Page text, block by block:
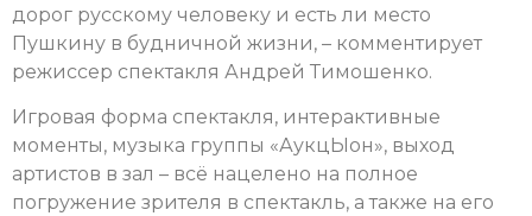
дорог русскому человеку и есть ли место
Пушкину в будничной жизни, – комментирует
режиссер спектакля Андрей Тимошенко.
Игровая форма спектакля, интерактивные
моменты, музыка группы «АукцЫон», выход
артистов в зал – всё нацелено на полное
погружение зрителя в спектакль, а также на его